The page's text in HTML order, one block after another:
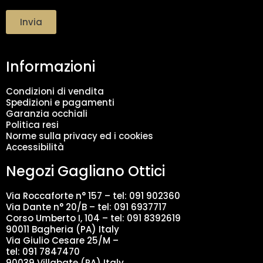
a
e
t
o
d
a
t
i
*
Invia
Informazioni
Condizioni di vendita
Spedizioni e pagamenti
Garanzia occhiali
Politica resi
Norme sulla privacy ed i cookies
Accessibilità
Negozi Gagliano Ottici
Via Roccaforte n° 157 – tel: 091 902360
Via Dante n° 20/B – tel: 091 6937717
Corso Umberto I, 104 – tel: 091 8392619
90011 Bagheria (PA) Italy
Via Giulio Cesare 25/M –
tel: 091 7847470